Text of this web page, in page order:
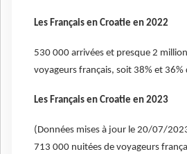
Les Français en Croatie en 2022
530 000 arrivées et presque 2
voyageurs français, soit 38% et 36%
Les Français en Croatie en 2023
(Données mises à jour le 20/07/
713 000 nuitées de voyageurs